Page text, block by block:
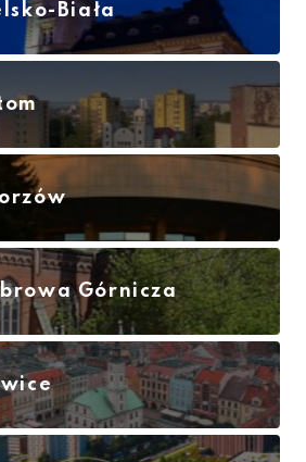
Biała
Górnicza